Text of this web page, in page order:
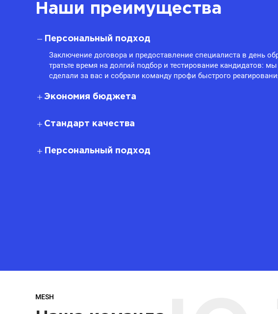
Наши преимущества
Персональный подход
Заключение договора и предоставление специалиста в день
тратьте время на долгий подбор и тестирование кандидатов:
сделали за вас и собрали команду профи быстрого
Экономия бюджета
Стандарт качества
Персональный подход
MESH